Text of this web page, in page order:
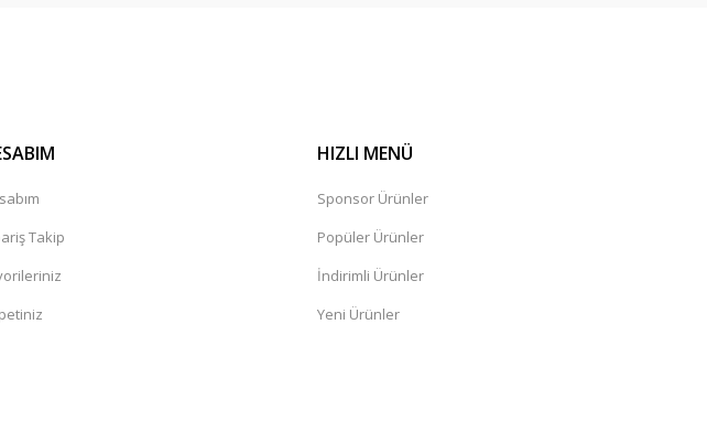
Takip
HIZLI MENÜ
Sponsor Ürünler
Popüler Ürünler
İndirimli Ürünler
Yeni Ürünler